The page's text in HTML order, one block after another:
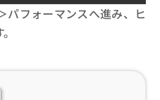
パフォーマンスへ進み、ヒ
す。